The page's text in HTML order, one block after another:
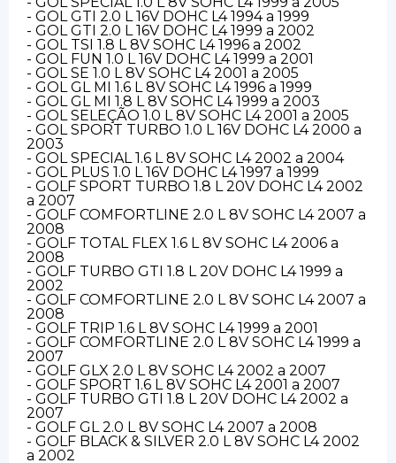
- GOL GTI 2.0 L 16V DOHC L4 1994 a 1999
- GOL GTI 2.0 L 16V DOHC L4 1999 a 2002
- GOL TSI 1.8 L 8V SOHC L4 1996 a 2002
- GOL FUN 1.0 L 16V DOHC L4 1999 a 2001
- GOL SE 1.0 L 8V SOHC L4 2001 a 2005
- GOL GL MI 1.6 L 8V SOHC L4 1996 a 1999
- GOL GL MI 1.8 L 8V SOHC L4 1999 a 2003
- GOL SELEÇÃO 1.0 L 8V SOHC L4 2001 a 2005
- GOL SPORT TURBO 1.0 L 16V DOHC L4 2000 a
2003
- GOL SPECIAL 1.6 L 8V SOHC L4 2002 a 2004
- GOL PLUS 1.0 L 16V DOHC L4 1997 a 1999
- GOLF SPORT TURBO 1.8 L 20V DOHC L4 2002
a 2007
- GOLF COMFORTLINE 2.0 L 8V SOHC L4 2007 a
2008
- GOLF TOTAL FLEX 1.6 L 8V SOHC L4 2006 a
2008
- GOLF TURBO GTI 1.8 L 20V DOHC L4 1999 a
2002
- GOLF COMFORTLINE 2.0 L 8V SOHC L4 2007 a
2008
- GOLF TRIP 1.6 L 8V SOHC L4 1999 a 2001
- GOLF COMFORTLINE 2.0 L 8V SOHC L4 1999 a
2007
- GOLF GLX 2.0 L 8V SOHC L4 2002 a 2007
- GOLF SPORT 1.6 L 8V SOHC L4 2001 a 2007
- GOLF TURBO GTI 1.8 L 20V DOHC L4 2002 a
2007
- GOLF GL 2.0 L 8V SOHC L4 2007 a 2008
- GOLF BLACK & SILVER 2.0 L 8V SOHC L4 2002
a 2002